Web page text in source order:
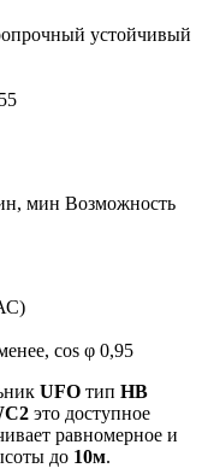
устойчивый
мин Возможность
cos φ 0,95
UFO тип HB
это доступное
равномерное и
до 10м.